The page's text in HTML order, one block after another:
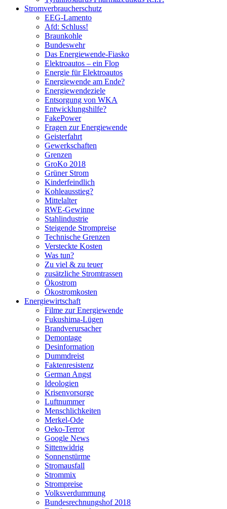
Stromverbraucherschutz
EEG-Lamento
Afd: Schluss!
Braunkohle
Bundeswehr
Das Energiewende-Fiasko
Elektroautos – ein Flop
Energie für Elektroautos
Energiewende am Ende?
Energiewendeziele
Entsorgung von WKA
Entwicklungshilfe?
FakePower
Fragen zur Energiewende
Geisterfahrt
Gewerkschaften
Grenzen
GroKo 2018
Grüner Strom
Kinderfeindlich
Kohleausstieg?
Mittelalter
RWE-Gewinne
Stahlindustrie
Steigende Strompreise
Technische Grenzen
Versteckte Kosten
Was tun?
Zu viel & zu teuer
zusätzliche Stromtrassen
Ökostrom
Ökostromkosten
Energiewirtschaft
Filme zur Energiewende
Fukushima-Lügen
Brandverursacher
Demontage
Desinformation
Dummdreist
Faktenresistenz
German Angst
Ideologien
Krisenvorsorge
Luftnummer
Menschlichkeiten
Merkel-Ode
Oeko-Terror
Google News
Sittenwidrig
Sonnenstürme
Stromausfall
Strommix
Strompreise
Volksverdummung
Bundesrechnungshof 2018